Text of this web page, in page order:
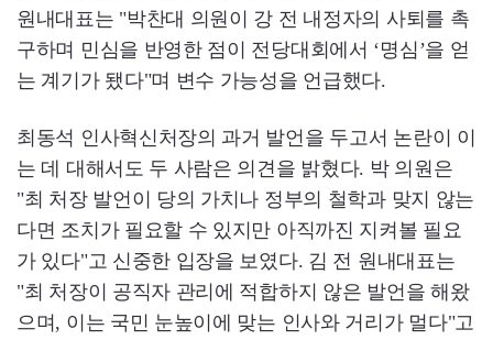
원내대표는 "박찬대 의원이 강 전 내정자의 사퇴를 촉
구하며 민심을 반영한 점이 전당대회에서 ‘명심’을 얻
는 계기가 됐다"며 변수 가능성을 언급했다.
최동석 인사혁신처장의 과거 발언을 두고서 논란이 이
는 데 대해서도 두 사람은 의견을 밝혔다. 박 의원은
"최 처장 발언이 당의 가치나 정부의 철학과 맞지 않는
다면 조치가 필요할 수 있지만 아직까진 지켜볼 필요
가 있다"고 신중한 입장을 보였다. 김 전 원내대표는
"최 처장이 공직자 관리에 적합하지 않은 발언을 해왔
으며, 이는 국민 눈높이에 맞는 인사와 거리가 멀다"고